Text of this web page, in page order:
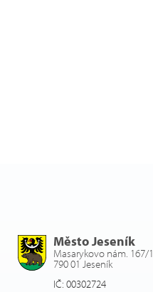
Město Jeseník
Masarykovo nám. 167/1
790 01 Jeseník
IČ: 00302724